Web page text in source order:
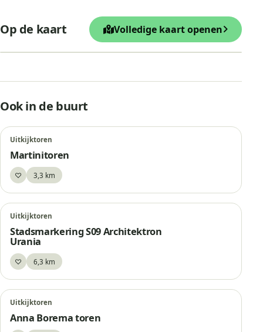
Op de kaart Volledige kaart openen
Uitkijktoren
−
Ook in de buurt
Uitkijktoren
Martinitoren
♡Bewaar3,3 km
Uitkijktoren
Stadsmarkering S09 Architektron
Urania
♡Bewaar6,3 km
Uitkijktoren
Anna Borema toren